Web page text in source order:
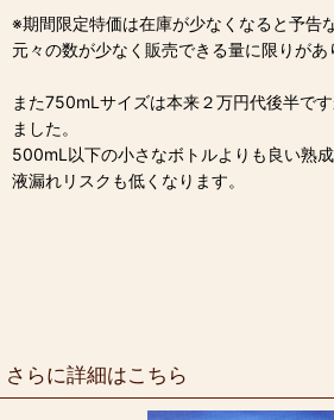
※期間限定特価は在庫が少なくなると予告
元々の数が少なく販売できる量に限りがあ
また750mLサイズは本来２万円代後半で
ました。
500mL以下の小さなボトルよりも良い熟成
液漏れリスクも低くなります。
さらに詳細はこちら